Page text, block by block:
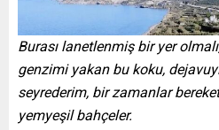
Burası lanetlenmiş bir yer
genzimi yakan bu koku,
seyrederim, bir zamanlar
yemyeşil bahçeler.